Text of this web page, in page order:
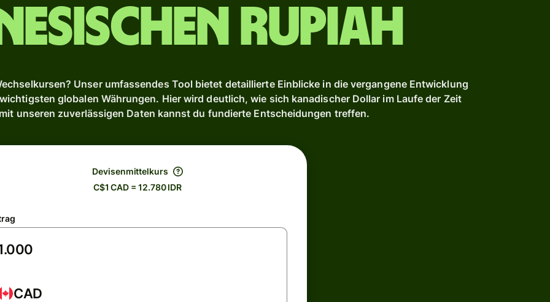
Rupiah
Unser umfassendes Tool bietet detaillierte Einblicke in die vergangene Entwicklung
globalen Währungen. Hier wird deutlich, wie sich kanadischer Dollar im Laufe der Zeit
unseren zuverlässigen Daten kannst du fundierte Entscheidungen treffen.
Devisenmittelkurs
C$1 CAD = 12.780 IDR
CAD